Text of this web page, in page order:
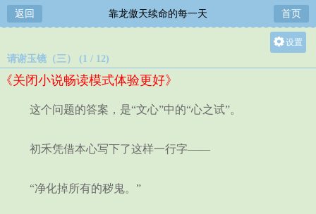
返回 靠龙傲天续命的每一天 首页
设置
请谢玉镜（三） (1 / 12)
《关闭小说畅读模式体验更好》
这个问题的答案，是“文心”中的“心之试”。
初禾凭借本心写下了这样一行字——
“净化掉所有的秽鬼。”